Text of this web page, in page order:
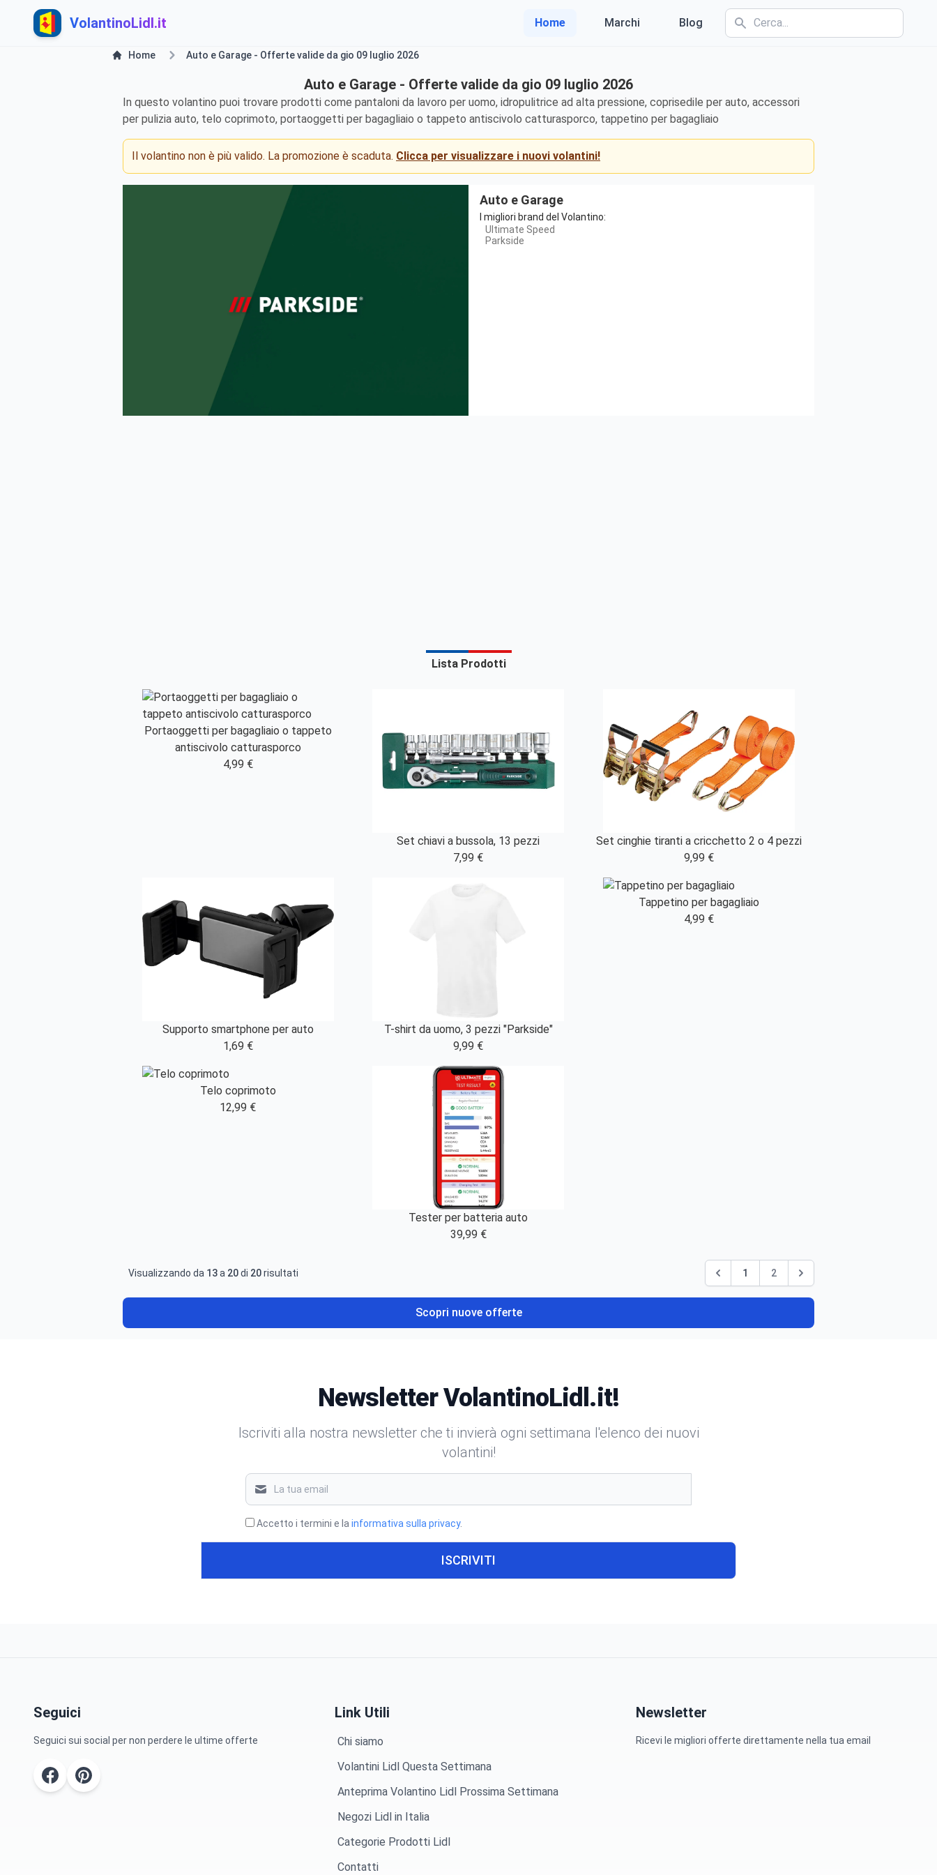
VolantinoLidl.it Home Marchi Blog
Home Auto e Garage - Offerte valide da gio 09 luglio 2026
Auto e Garage - Offerte valide da gio 09 luglio 2026
In questo volantino puoi trovare prodotti come pantaloni da lavoro per uomo, idropulitrice ad alta pressione, coprisedile per auto, accessori
per pulizia auto, telo coprimoto, portaoggetti per bagagliaio o tappeto antiscivolo catturasporco, tappetino per bagagliaio
Il volantino non è più valido. La promozione è scaduta. Clicca per visualizzare i nuovi volantini!
Auto e Garage
I migliori brand del Volantino:
Ultimate Speed
Parkside
Lista Prodotti
Portaoggetti per bagagliaio o tappeto
antiscivolo catturasporco
4,99 €
Set chiavi a bussola, 13 pezzi
7,99 €
Set cinghie tiranti a cricchetto 2 o 4 pezzi
9,99 €
Supporto smartphone per auto
1,69 €
T-shirt da uomo, 3 pezzi "Parkside"
9,99 €
Tappetino per bagagliaio
4,99 €
Telo coprimoto
12,99 €
Tester per batteria auto
39,99 €
Visualizzando da 13a 20di 20risultati 1 2
Scopri nuove offerte
Newsletter VolantinoLidl.it!
Iscriviti alla nostra newsletter che ti invierà ogni settimana l'elenco dei nuovi
volantini!
Accetto i termini e lainformativa sulla privacy.
ISCRIVITI
Seguici
Seguici sui social per non perdere le ultime offerte
Link Utili
Chi siamo
Volantini Lidl Questa Settimana
Anteprima Volantino Lidl Prossima Settimana
Negozi Lidl in Italia
Categorie Prodotti Lidl
Contatti
Newsletter
Ricevi le migliori offerte direttamente nella tua email